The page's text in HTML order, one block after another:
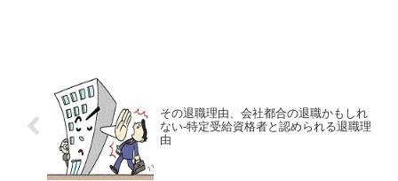
その退職理由、会社都合の退職かもしれ
ない-特定受給資格者と認められる退職理
由